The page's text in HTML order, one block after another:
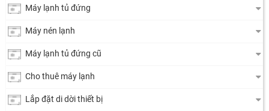
Máy lạnh tủ đứng
Máy nén lạnh
Máy lạnh tủ đứng cũ
Cho thuê máy lạnh
Lắp đặt di dời thiết bị